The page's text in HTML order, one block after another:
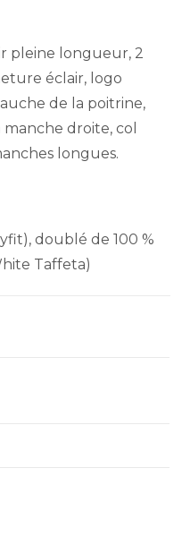
pleine longueur, 2
éclair, logo
de la poitrine,
droite, col
longues.
doublé de 100 %
Taffeta)